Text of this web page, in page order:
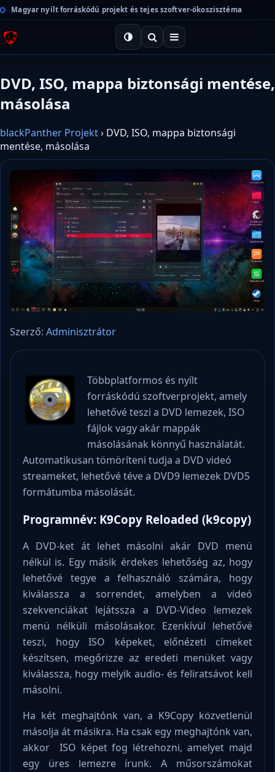
Magyar nyílt forráskódú projekt és tejes szoftver-ökoszisztéma
DVD, ISO, mappa biztonsági mentése,
másolása
blackPanther Projekt› DVD, ISO, mappa biztonsági
mentése, másolása
Szerző: Adminisztrátor
Többplatformos és nyílt
forráskódú szoftverprojekt, amely
lehetővé teszi a DVD lemezek, ISO
fájlok vagy akár mappák
másolásának könnyű használatát.
Automatikusan tömöríteni tudja a DVD videó
streameket, lehetővé téve a DVD9 lemezek DVD5
formátumba másolását.
Programnév: K9Copy Reloaded (k9copy)
A DVD-ket át lehet másolni akár DVD menü
nélkül is. Egy másik érdekes lehetőség az, hogy
lehetővé tegye a felhasználó számára, hogy
kiválassza a sorrendet, amelyben a videó
szekvenciákat lejátssza a DVD-Video lemezek
menü nélküli másolásakor. Ezenkívül lehetővé
teszi, hogy ISO képeket, előnézeti címeket
készítsen, megőrizze az eredeti menüket vagy
kiválassza, hogy melyik audio- és feliratsávot kell
másolni.
Ha két meghajtónk van, a K9Copy közvetlenül
másolja át másikra. Ha csak egy meghajtónk van,
akkor ISO képet fog létrehozni, amelyet majd
egy üres lemezre írunk. A műsorszámokat